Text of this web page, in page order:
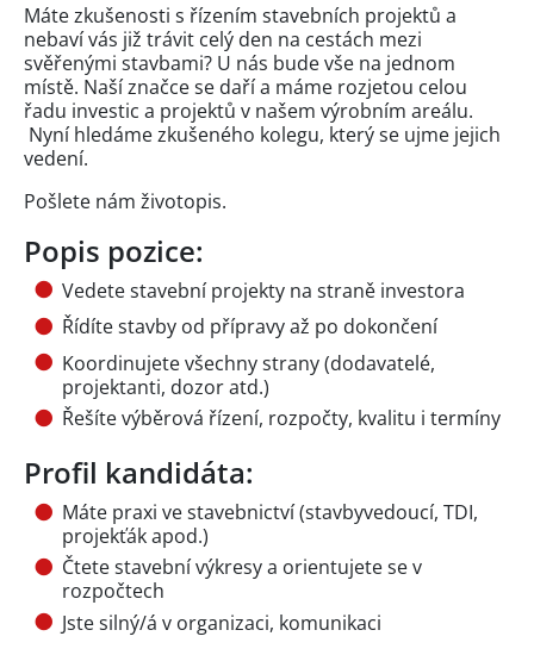
Máte zkušenosti s řízením stavebních projektů a
nebaví vás již trávit celý den na cestách mezi
svěřenými stavbami? U nás bude vše na jednom
místě. Naší značce se daří a máme rozjetou celou
řadu investic a projektů v našem výrobním areálu.
Nyní hledáme zkušeného kolegu, který se ujme jejich
vedení.
Pošlete nám životopis.
Popis pozice:
Vedete stavební projekty na straně investora
Řídíte stavby od přípravy až po dokončení
Koordinujete všechny strany (dodavatelé,
projektanti, dozor atd.)
Řešíte výběrová řízení, rozpočty, kvalitu i termíny
Profil kandidáta:
Máte praxi ve stavebnictví (stavbyvedoucí, TDI,
projekťák apod.)
Čtete stavební výkresy a orientujete se v
rozpočtech
Jste silný/á v organizaci, komunikaci